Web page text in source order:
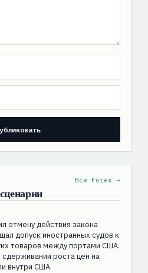
Все Forex →
отмену действия закона
допуск иностранных судов к
товаров между портами США.
роста цен на
внутри США.